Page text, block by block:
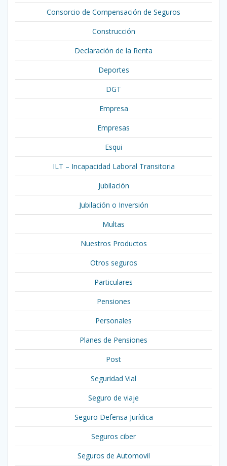
Consorcio de Compensación de Seguros
Construcción
Declaración de la Renta
Deportes
DGT
Empresa
Empresas
Esqui
ILT – Incapacidad Laboral Transitoria
Jubilación
Jubilación o Inversión
Multas
Nuestros Productos
Otros seguros
Particulares
Pensiones
Personales
Planes de Pensiones
Post
Seguridad Vial
Seguro de viaje
Seguro Defensa Jurídica
Seguros ciber
Seguros de Automovil